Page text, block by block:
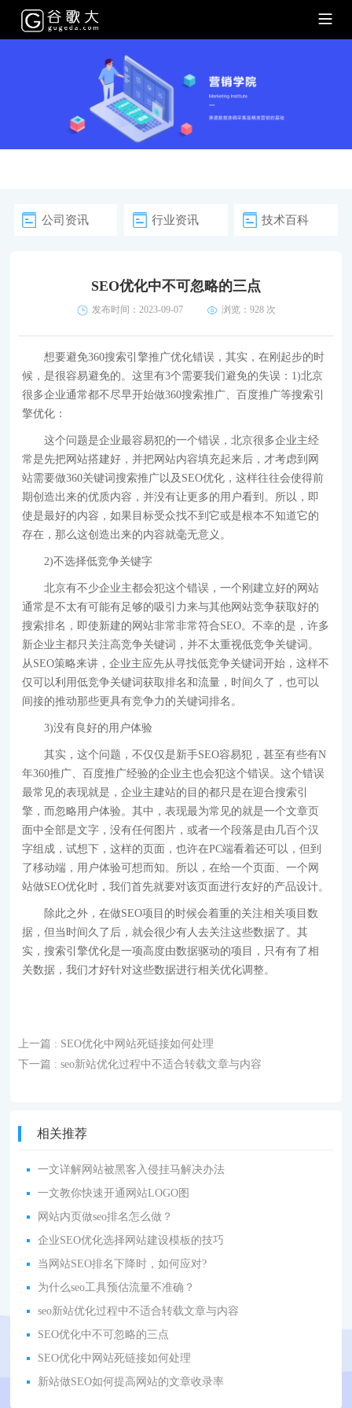
公司资讯 行业资讯 技术百科
SEO优化中不可忽略的三点
发布时间：2023-09-07 浏览： 928 次
想要避免360搜索引擎推广优化错误，其实，在刚起步的时
候，是很容易避免的。这里有3个需要我们避免的失误：1)北京
很多企业通常都不尽早开始做360搜索推广、百度推广等搜索引
擎优化：
这个问题是企业最容易犯的一个错误，北京很多企业主经
常是先把网站搭建好，并把网站内容填充起来后，才考虑到网
站需要做360关键词搜索推广以及SEO优化，这样往往会使得前
期创造出来的优质内容，并没有让更多的用户看到。所以，即
使是最好的内容，如果目标受众找不到它或是根本不知道它的
存在，那么这创造出来的内容就毫无意义。
2)不选择低竞争关键字
北京有不少企业主都会犯这个错误，一个刚建立好的网站
通常是不太有可能有足够的吸引力来与其他网站竞争获取好的
搜索排名，即使新建的网站非常非常符合SEO。不幸的是，许多
新企业主都只关注高竞争关键词，并不太重视低竞争关键词。
从SEO策略来讲，企业主应先从寻找低竞争关键词开始，这样不
仅可以利用低竞争关键词获取排名和流量，时间久了，也可以
间接的推动那些更具有竞争力的关键词排名。
3)没有良好的用户体验
其实，这个问题，不仅仅是新手SEO容易犯，甚至有些有N
年360推广、百度推广经验的企业主也会犯这个错误。这个错误
最常见的表现就是，企业主建站的目的都只是在迎合搜索引
擎，而忽略用户体验。其中，表现最为常见的就是一个文章页
面中全部是文字，没有任何图片，或者一个段落是由几百个汉
字组成，试想下，这样的页面，也许在PC端看着还可以，但到
了移动端，用户体验可想而知。所以，在给一个页面、一个网
站做SEO优化时，我们首先就要对该页面进行友好的产品设计。
除此之外，在做SEO项目的时候会着重的关注相关项目数
据，但当时间久了后，就会很少有人去关注这些数据了。其
实，搜索引擎优化是一项高度由数据驱动的项目，只有有了相
关数据，我们才好针对这些数据进行相关优化调整。
上一篇 : SEO优化中网站死链接如何处理
下一篇 : seo新站优化过程中不适合转载文章与内容
相关推荐
一文详解网站被黑客入侵挂马解决办法
一文教你快速开通网站LOGO图
网站内页做seo排名怎么做？
企业SEO优化选择网站建设模板的技巧
当网站SEO排名下降时，如何应对?
为什么seo工具预估流量不准确？
seo新站优化过程中不适合转载文章与内容
SEO优化中不可忽略的三点
SEO优化中网站死链接如何处理
新站做SEO如何提高网站的文章收录率